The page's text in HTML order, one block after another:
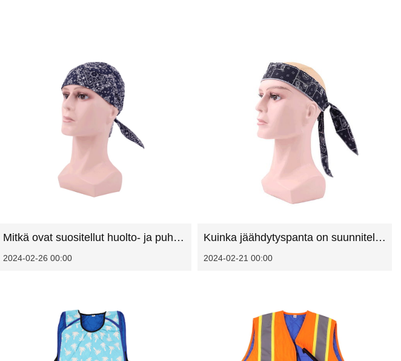
Mitkä ovat suositellut huolto- ja puhdistusmenettelyt jäähdytyspäällyselle
2024-02-26 00:00
Kuinka jäähdytyspanta on suunniteltu varmistamaan turvallinen ja mukava istuvuus
2024-02-21 00:00